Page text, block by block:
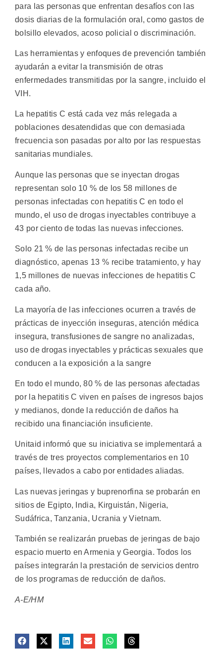
para las personas que enfrentan desafíos con las
dosis diarias de la formulación oral, como gastos de
bolsillo elevados, acoso policial o discriminación.
Las herramientas y enfoques de prevención también
ayudarán a evitar la transmisión de otras
enfermedades transmitidas por la sangre, incluido el
VIH.
La hepatitis C está cada vez más relegada a
poblaciones desatendidas que con demasiada
frecuencia son pasadas por alto por las respuestas
sanitarias mundiales.
Aunque las personas que se inyectan drogas
representan solo 10 % de los 58 millones de
personas infectadas con hepatitis C en todo el
mundo, el uso de drogas inyectables contribuye a
43 por ciento de todas las nuevas infecciones.
Solo 21 % de las personas infectadas recibe un
diagnóstico, apenas 13 % recibe tratamiento, y hay
1,5 millones de nuevas infecciones de hepatitis C
cada año.
La mayoría de las infecciones ocurren a través de
prácticas de inyección inseguras, atención médica
insegura, transfusiones de sangre no analizadas,
uso de drogas inyectables y prácticas sexuales que
conducen a la exposición a la sangre
En todo el mundo, 80 % de las personas afectadas
por la hepatitis C viven en países de ingresos bajos
y medianos, donde la reducción de daños ha
recibido una financiación insuficiente.
Unitaid informó que su iniciativa se implementará a
través de tres proyectos complementarios en 10
países, llevados a cabo por entidades aliadas.
Las nuevas jeringas y buprenorfina se probarán en
sitios de Egipto, India, Kirguistán, Nigeria,
Sudáfrica, Tanzania, Ucrania y Vietnam.
También se realizarán pruebas de jeringas de bajo
espacio muerto en Armenia y Georgia. Todos los
países integrarán la prestación de servicios dentro
de los programas de reducción de daños.
A-E/HM